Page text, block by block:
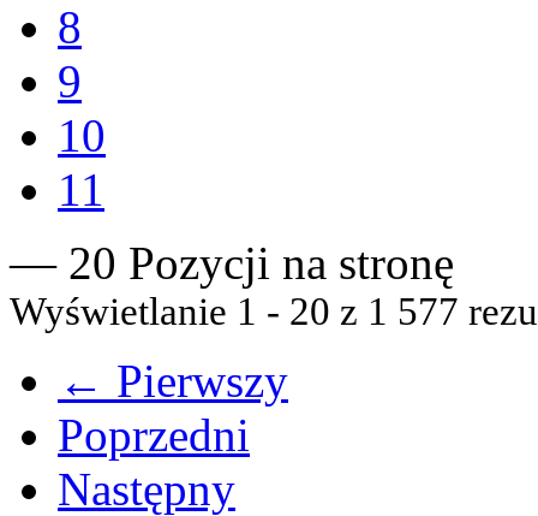
8
9
10
11
— 20 Pozycji na stronę
Wyświetlanie 1 - 20 z 1 577
← Pierwszy
Poprzedni
Następny